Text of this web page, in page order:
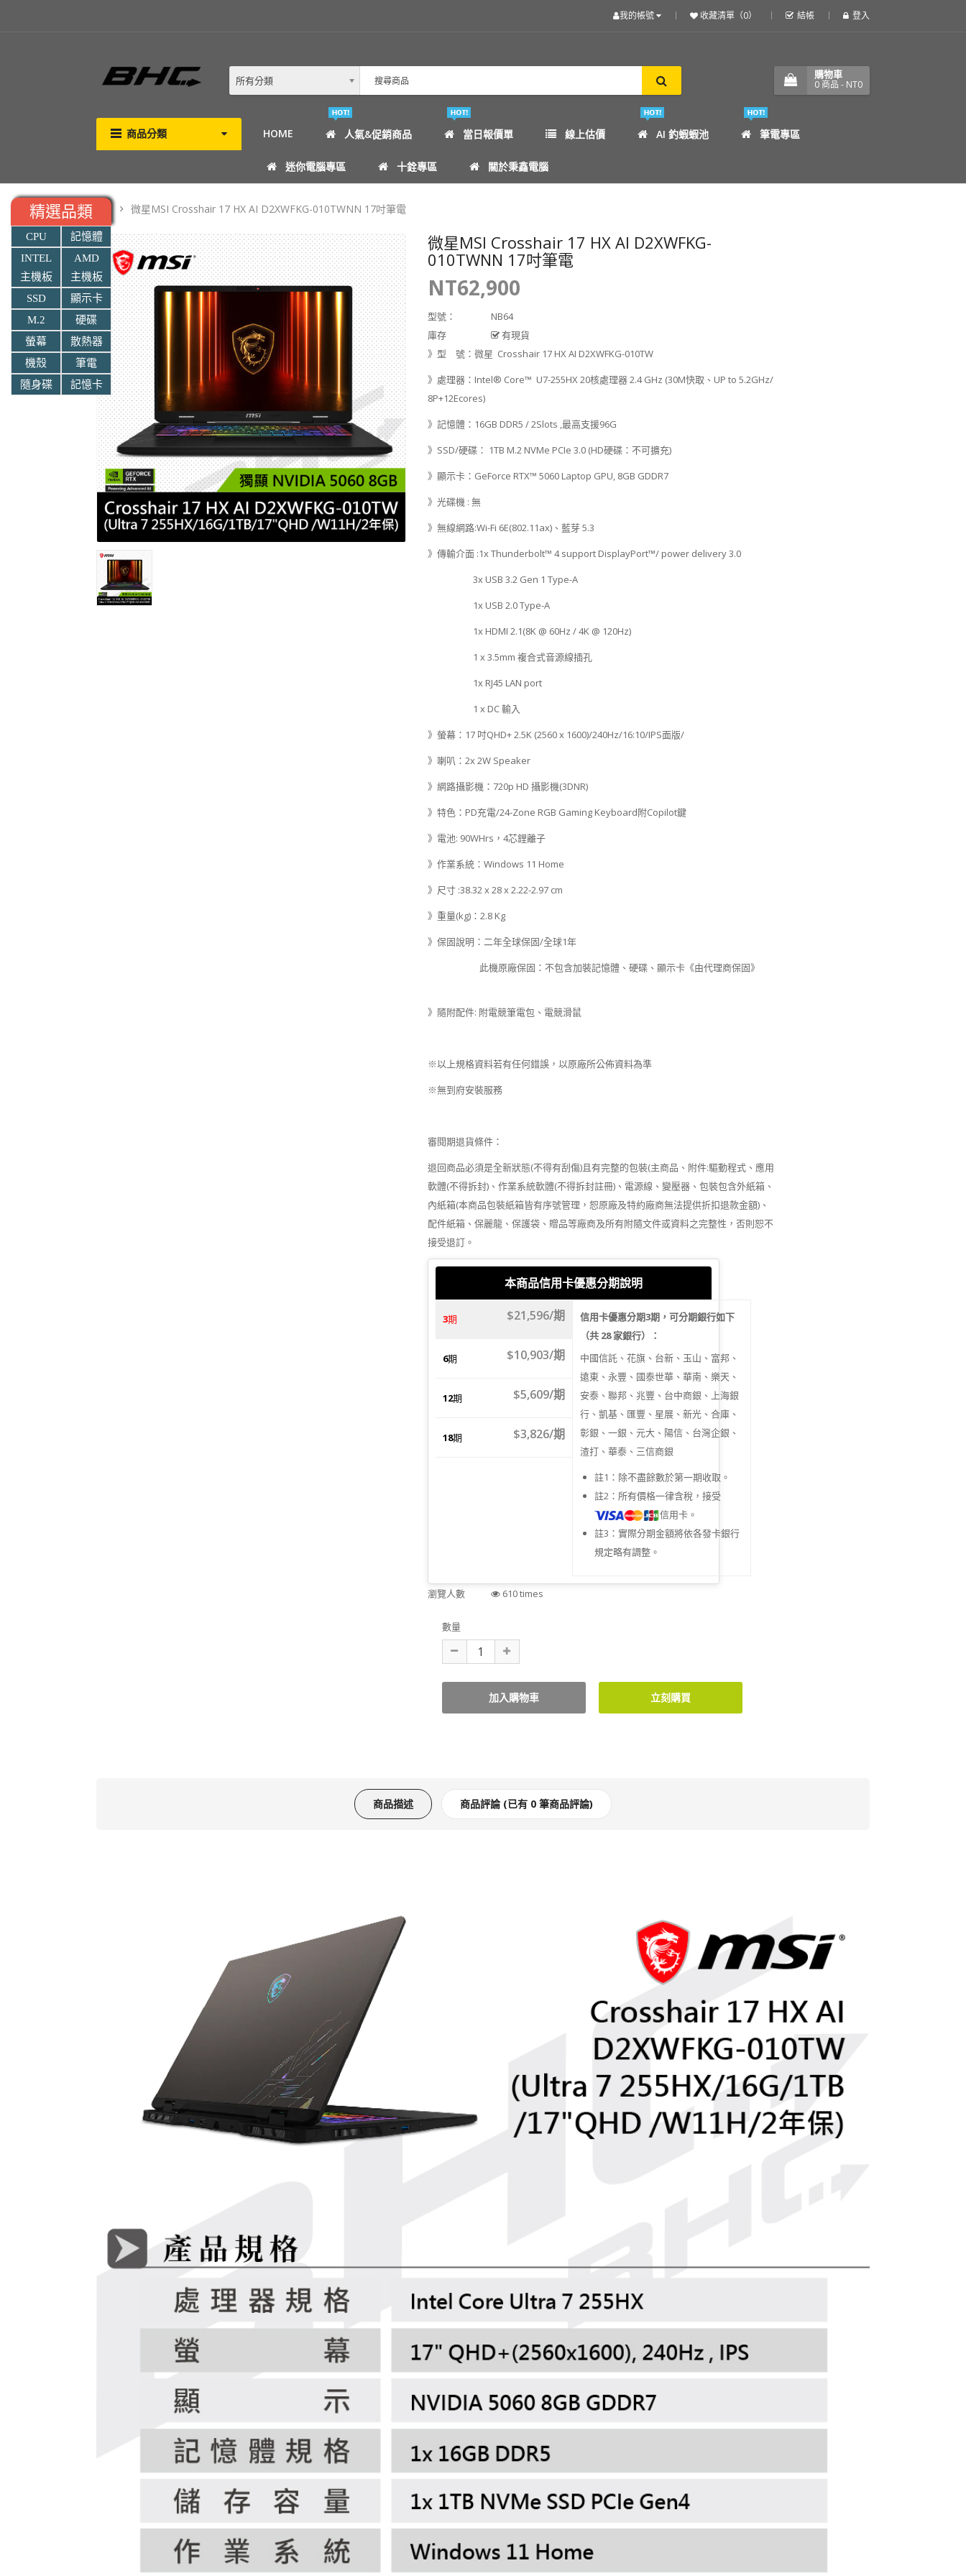
我的帳號 收藏清單（0） 結帳 登入
所有分類 購物車
0商品 - NT0
商品分類 HOME 人氣&促銷商品 當日報價單 線上估價 AI 釣蝦蝦池 筆電專區
迷你電腦專區 十銓專區 關於秉鑫電腦
微星MSI Crosshair 17 HX AI D2XWFKG-010TWNN 17吋筆電
微星MSI Crosshair 17 HX AI D2XWFKG-
010TWNN 17吋筆電
NT62,900
型號：
NB64
庫存
有現貨
》型 號：微星 Crosshair 17 HX AI D2XWFKG-010TW
》處理器：Intel® Core™ U7-255HX 20核處理器 2.4 GHz (30M快取、UP to 5.2GHz/
8P+12Ecores)
》記憶體：16GB DDR5 / 2Slots ,最高支援96G
》SSD/硬碟： 1TB M.2 NVMe PCIe 3.0 (HD硬碟：不可擴充)
》顯示卡：GeForce RTX™ 5060 Laptop GPU, 8GB GDDR7
》光碟機 : 無
》無線網路:Wi-Fi 6E(802.11ax)、藍芽 5.3
》傳輸介面 :1x Thunderbolt™ 4 support DisplayPort™/ power delivery 3.0
3x USB 3.2 Gen 1 Type-A
1x USB 2.0 Type-A
1x HDMI 2.1(8K @ 60Hz / 4K @ 120Hz)
1 x 3.5mm 複合式音源線插孔
1x RJ45 LAN port
1 x DC 輸入
》螢幕：17 吋QHD+ 2.5K (2560 x 1600)/240Hz/16:10/IPS面版/
》喇叭：2x 2W Speaker
》網路攝影機：720p HD 攝影機(3DNR)
》特色：PD充電/24-Zone RGB Gaming Keyboard附Copilot鍵
》電池: 90WHrs，4芯鋰離子
》作業系統：Windows 11 Home
》尺寸 :38.32 x 28 x 2.22-2.97 cm
》重量(kg)：2.8 Kg
》保固說明：二年全球保固/全球1年
此機原廠保固：不包含加裝記憶體、硬碟、顯示卡《由代理商保固》
》隨附配件: 附電競筆電包、電競滑鼠
※以上規格資料若有任何錯誤，以原廠所公佈資料為準
※無到府安裝服務
審閱期退貨條件：
退回商品必須是全新狀態(不得有刮傷)且有完整的包裝(主商品、附件:驅動程式、應用
軟體(不得拆封)、作業系統軟體(不得拆封註冊)、電源線、變壓器、包裝包含外紙箱、
內紙箱(本商品包裝紙箱皆有序號管理，恕原廠及特約廠商無法提供折扣退款金額)、
配件紙箱、保麗龍、保護袋、贈品等廠商及所有附隨文件或資料之完整性，否則恕不
接受退訂。
本商品信用卡優惠分期說明
3期 $21,596/期
6期 $10,903/期
12期 $5,609/期
18期 $3,826/期
信用卡優惠分期3期，可分期銀行如下
（共 28 家銀行）：
中國信託、花旗、台新、玉山、富邦、
遠東、永豐、國泰世華、華南、樂天、
安泰、聯邦、兆豐、台中商銀、上海銀
行、凱基、匯豐、星展、新光、合庫、
彰銀、一銀、元大、陽信、台灣企銀、
渣打、華泰、三信商銀
註1：除不盡餘數於第一期收取。
註2：所有價格一律含稅，接受
信用卡。
註3：實際分期金額將依各發卡銀行
規定略有調整。
瀏覽人數 610 times
數量
精選品類
CPU
記憶體
INTEL
主機板
AMD
主機板
SSD
顯示卡
M.2
硬碟
螢幕
散熱器
機殼
筆電
隨身碟
記憶卡
商品描述 商品評論 (已有 0 筆商品評論)